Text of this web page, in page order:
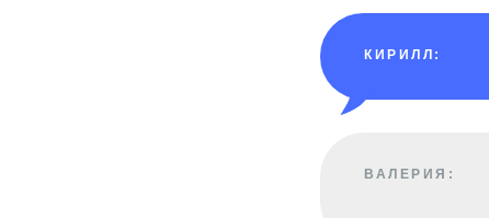
КИРИЛЛ:
ВАЛЕРИЯ: